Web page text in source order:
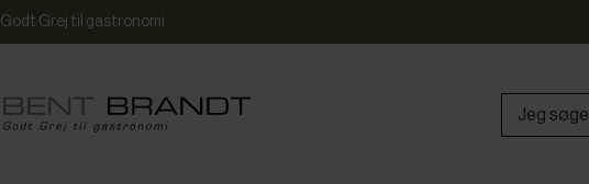
Godt Grej til gastronomi